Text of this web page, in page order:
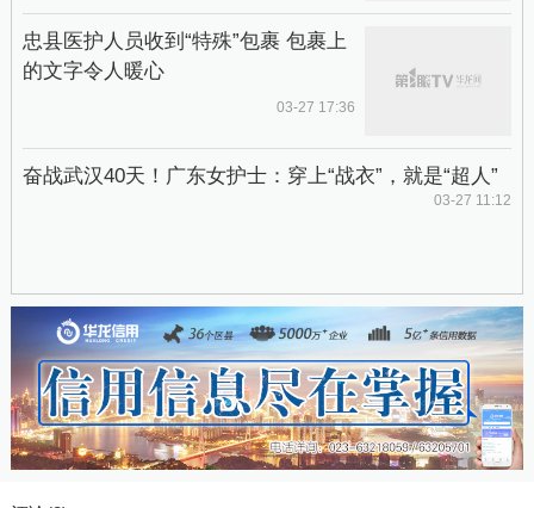
忠县医护人员收到“特殊”包裹 包裹上
的文字令人暖心
03-27 17:36
奋战武汉40天！广东女护士：穿上“战衣”，就是“超人”
03-27 11:12